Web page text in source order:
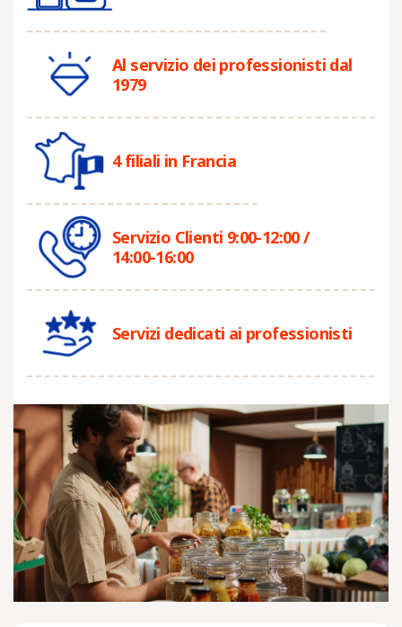
Al servizio dei professionisti dal
1979
4 filiali in Francia
Servizio Clienti 9:00-12:00 /
14:00-16:00
Servizi dedicati ai professionisti